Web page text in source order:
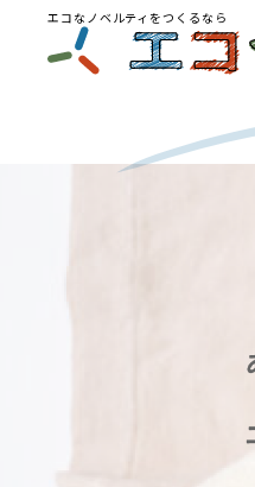
エコなノベルティをつくるなら